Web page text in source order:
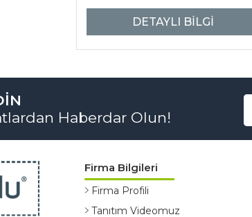
DETAYLI BİLGİ
Haberdar Olun!
Firma Bilgileri
Firma Profili
Tanıtım Videomuz